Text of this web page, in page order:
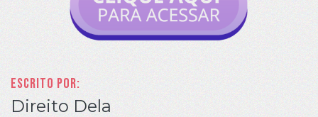
Escrito por:
Direito Dela